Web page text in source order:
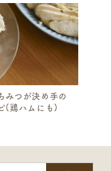
みつが決め手の
(鶏ハムにも)